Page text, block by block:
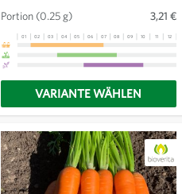
3,21 €
Portion (0.25 g)
01 02 03 04 05 06 07 08 09 10 11 12
VARIANTE WÄHLEN